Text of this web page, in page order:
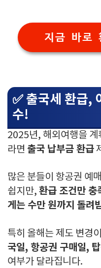
지금 바로
✅ 출국세 환급,
수!
2025년, 해외여행을 계
라면 출국 납부금 환급
많은 분들이 항공권 예
쉽지만, 환급 조건만 충
게는 수만 원까지 돌려
특히 올해는 제도 변경
국일, 항공권 구매일,
여부가 달라집니다.